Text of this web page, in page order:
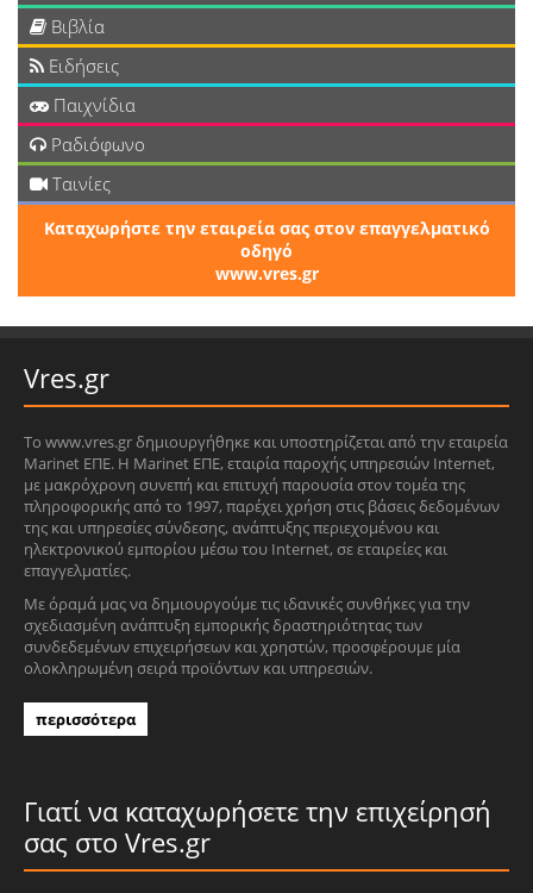
Βιβλία
Ειδήσεις
Παιχνίδια
Ραδιόφωνο
Ταινίες
Καταχωρήστε την εταιρεία σας στον επαγγελματικό
οδηγό
www.vres.gr
Vres.gr
Το www.vres.gr δημιουργήθηκε και υποστηρίζεται από την εταιρεία
Marinet ΕΠΕ. Η Marinet ΕΠΕ, εταιρία παροχής υπηρεσιών Internet,
με μακρόχρονη συνεπή και επιτυχή παρουσία στον τομέα της
πληροφορικής από το 1997, παρέχει χρήση στις βάσεις δεδομένων
της και υπηρεσίες σύνδεσης, ανάπτυξης περιεχομένου και
ηλεκτρονικού εμπορίου μέσω του Internet, σε εταιρείες και
επαγγελματίες.
Με όραμά μας να δημιουργούμε τις ιδανικές συνθήκες για την
σχεδιασμένη ανάπτυξη εμπορικής δραστηριότητας των
συνδεδεμένων επιχειρήσεων και χρηστών, προσφέρουμε μία
ολοκληρωμένη σειρά προϊόντων και υπηρεσιών.
περισσότερα
Γιατί να καταχωρήσετε την επιχείρησή
σας στο Vres.gr